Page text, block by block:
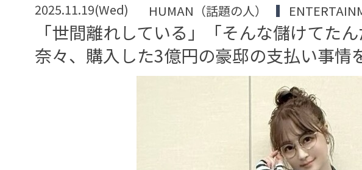
2025.11.19(Wed) HUMAN（話題の人）
「世間離れしている」「そんな儲けてた
奈々、購入した3億円の豪邸の支払い事情